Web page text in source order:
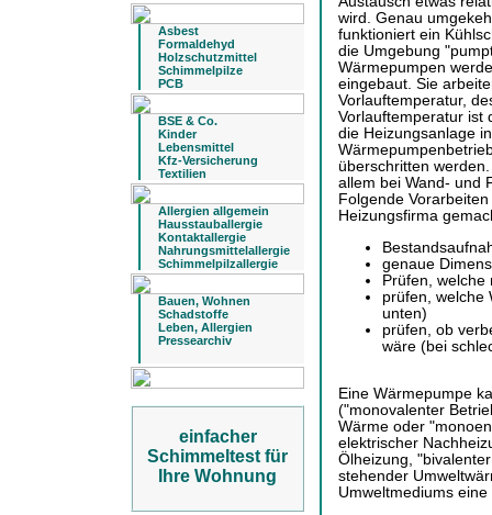
Asbest
Formaldehyd
Holzschutzmittel
Schimmelpilze
PCB
BSE & Co.
Kinder
Lebensmittel
Kfz-Versicherung
Textilien
Allergien allgemein
Hausstauballergie
Kontaktallergie
Nahrungsmittelallergie
Schimmelpilzallergie
Bauen, Wohnen
Schadstoffe
Leben, Allergien
Pressearchiv
einfacher
Schimmeltest für
Ihre Wohnung
wird. Genau
funktioniert ein
die Umgebung
Wärmepumpen
eingebaut. Sie
Vorlauftemperatur,
Vorlauftemperatur ist
die Heizungsanlage
überschritten
allem bei Wand- und
Folgende
Heizungsfirma
genaue
Prüfen, welche
prüfen, welche
unten)
prüfen, ob
wäre (bei
Eine Wärmepumpe
("monovalenter
Wärme oder
elektrischer
Ölheizung,
stehender
Umweltmediums eine